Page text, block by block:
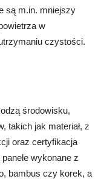
są m.in. mniejszy
w
czystości.
środowisku,
takich jak materiał, z
oraz certyfikacja
wykonane z
bambus czy korek, a